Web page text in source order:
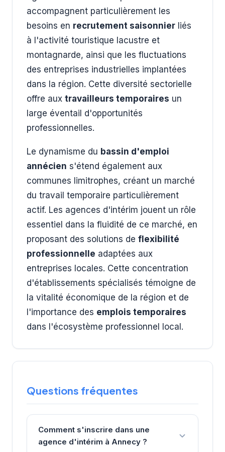
accompagnent particulièrement les
besoins en recrutement saisonnier liés
à l'activité touristique lacustre et
montagnarde, ainsi que les fluctuations
des entreprises industrielles implantées
dans la région. Cette diversité sectorielle
offre aux travailleurs temporaires un
large éventail d'opportunités
professionnelles.
Le dynamisme du bassin d'emploi
annécien s'étend également aux
communes limitrophes, créant un marché
du travail temporaire particulièrement
actif. Les agences d'intérim jouent un rôle
essentiel dans la fluidité de ce marché, en
proposant des solutions de flexibilité
professionnelle adaptées aux
entreprises locales. Cette concentration
d'établissements spécialisés témoigne de
la vitalité économique de la région et de
l'importance des emplois temporaires
dans l'écosystème professionnel local.
Questions fréquentes
Comment s'inscrire dans une
agence d'intérim à Annecy ?